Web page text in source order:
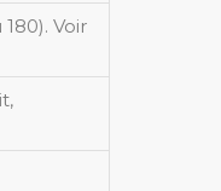
Voir